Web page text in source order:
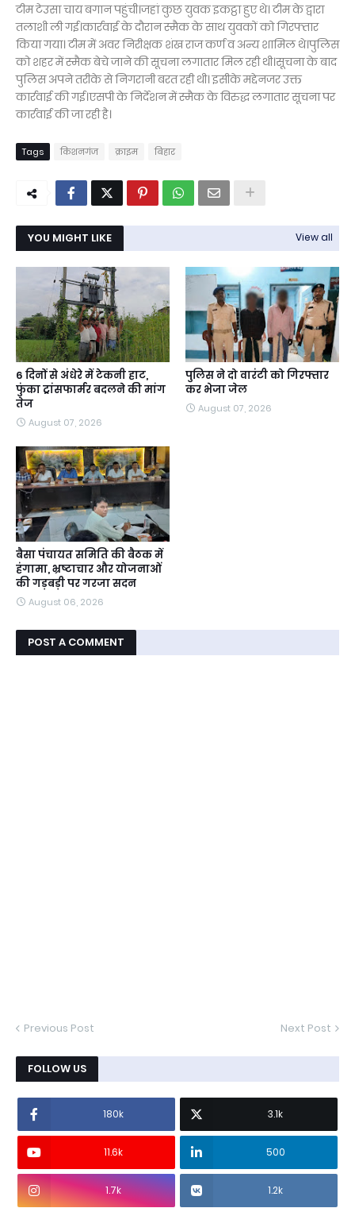
टीम टेउसा चाय बगान पहुंची।जहां कुछ युवक इकट्ठा हुए थे। टीम के द्वारा
तलाशी ली गई।कार्रवाई के दौरान स्मैक के साथ युवकों को गिरफ्तार
किया गया। टीम में अवर निरीक्षक शंख राज कर्ण व अन्य शामिल थे।पुलिस
को शहर में स्मैक बेचे जाने की सूचना लगातार मिल रही थी।सूचना के बाद
पुलिस अपने तरीके से निगरानी बरत रही थी। इसीके मद्देनजर उक्त
कार्रवाई की गई।एसपी के निर्देशन में स्मैक के विरुद्ध लगातार सूचना पर
कार्रवाई की जा रही है।
Tags किशनगंज क्राइम बिहार
YOU MIGHT LIKE View all
6 दिनों से अंधेरे में टेकनी हाट,
फुंका ट्रांसफार्मर बदलने की मांग
तेज
August 07, 2026
पुलिस ने दो वारंटी को गिरफ्तार
कर भेजा जेल
August 07, 2026
बैसा पंचायत समिति की बैठक में
हंगामा, भ्रष्टाचार और योजनाओं
की गड़बड़ी पर गरजा सदन
August 06, 2026
POST A COMMENT
Previous Post Next Post
FOLLOW US
180k 3.1k
11.6k 500
1.7k 1.2k